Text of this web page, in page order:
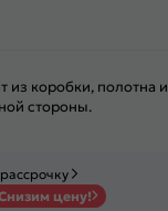
из коробки, полотна и
стороны.
цену!